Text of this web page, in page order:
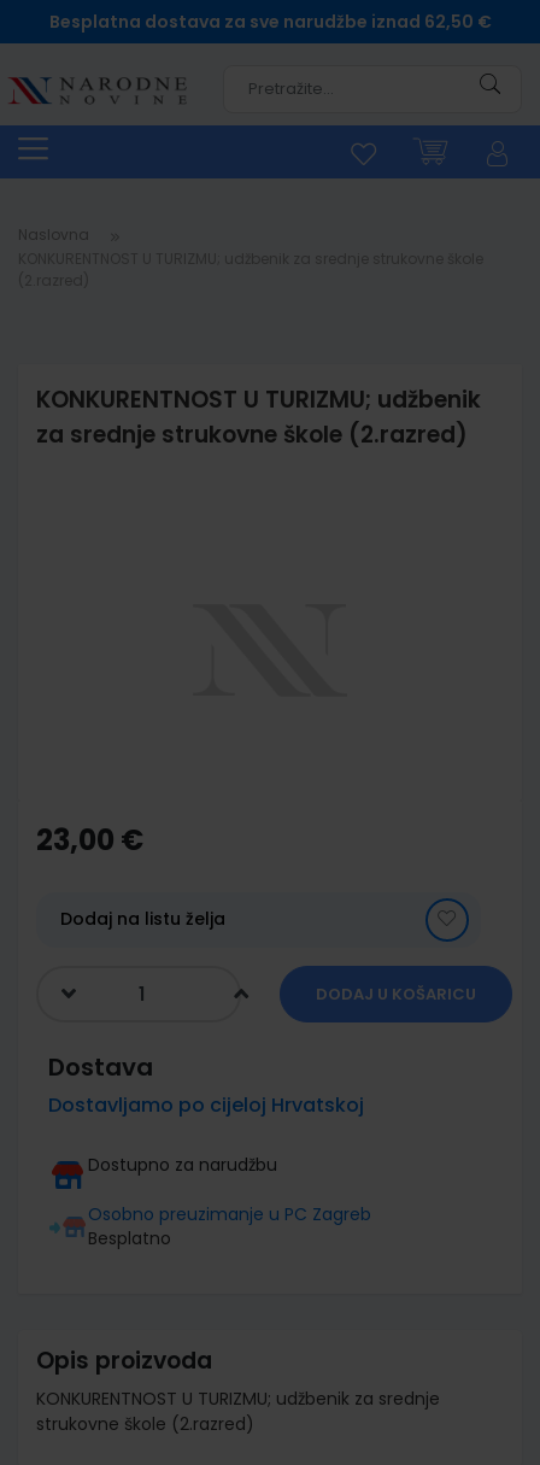
Besplatna dostava za sve narudžbe iznad 62,50 €
Naslovna
KONKURENTNOST U TURIZMU; udžbenik
za srednje strukovne škole (2.razred)
the
beginning
gallery
23,00 €
Dodaj na listu želja
DODAJ U KOŠARICU
Dostava
Dostavljamo po cijeloj Hrvatskoj
Dostupno za narudžbu
Osobno preuzimanje u PC Zagreb
Besplatno
Opis proizvoda
KONKURENTNOST U TURIZMU; udžbenik za srednje
strukovne škole (2.razred)